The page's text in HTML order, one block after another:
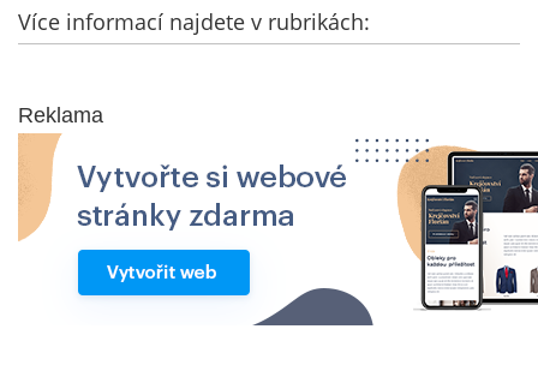
Více informací najdete v rubrikách:
Reklama